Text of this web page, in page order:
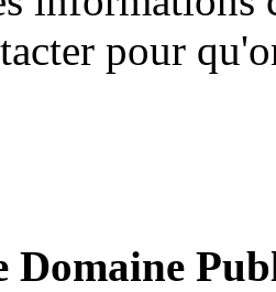
pour
Domaine